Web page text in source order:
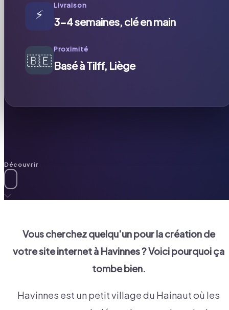
⚡
Livraison
3-4 semaines, clé en main
🇧🇪
Proximité
Basé à Tilff, Liège
Découvrir
Vous cherchez quelqu'un pour la création de
votre site internet à Havinnes? Voici pourquoi ça
tombe bien.
Havinnes est un petit village du Hainaut où les